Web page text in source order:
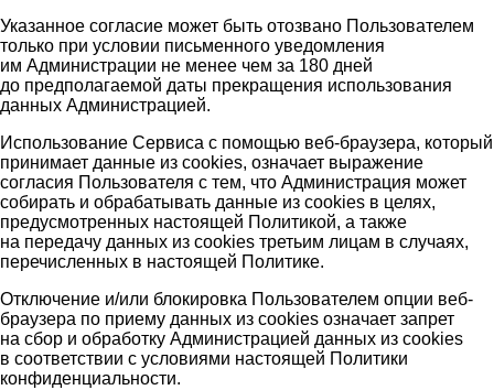
Указанное согласие может быть отозвано Пользователем
только при условии письменного уведомления
им Администрации не менее чем за 180 дней
до предполагаемой даты прекращения использования
данных Администрацией.
Использование Сервиса с помощью веб-браузера, который
принимает данные из cookies, означает выражение
согласия Пользователя с тем, что Администрация может
собирать и обрабатывать данные из cookies в целях,
предусмотренных настоящей Политикой, а также
на передачу данных из cookies третьим лицам в случаях,
перечисленных в настоящей Политике.
Отключение и/или блокировка Пользователем опции веб-
браузера по приему данных из cookies означает запрет
на сбор и обработку Администрацией данных из cookies
в соответствии с условиями настоящей Политики
конфиденциальности.